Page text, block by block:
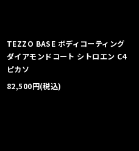
TEZZO BASE ボディコーティング
ダイアモンドコート シトロエン C4
ピカソ
82,500円(税込)